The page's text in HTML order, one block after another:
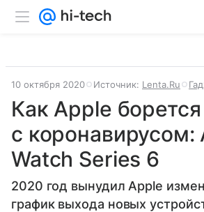
10 октября 2020 Источник: Lenta.Ru
Как Apple борется
с коронавирусом:
Watch Series 6
2020 год вынудил Apple
график выхода новых